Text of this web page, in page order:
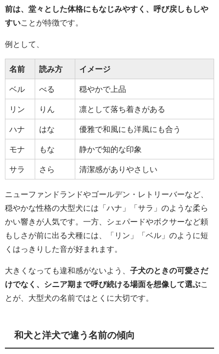
前は、堂々とした体格にもなじみやすく、呼び戻しもしや
すい ことが特徴です。
例として、
名前 読み方 イメージ
ベル べる 穏やかで上品
リン りん 凛として落ち着きがある
ハナ はな 優雅で和風にも洋風にも合う
モナ もな 静かで知的な印象
サラ さら 清潔感がありやさしい
ニューファンドランドやゴールデン・レトリーバーなど、
穏やかな性格の大型犬には「ハナ」「サラ」のような柔ら
かい響きが人気です。一方、シェパードやボクサーなど頼
もしさが前に出る犬種には、「リン」「ベル」のように短
くはっきりした音が好まれます。
大きくなっても違和感がないよう、 子犬のときの可愛さだ
けでなく、シニア期まで呼び続ける場面を想像して選ぶ こ
とが、大型犬の名前ではとくに大切です。
和犬と洋犬で違う名前の傾向